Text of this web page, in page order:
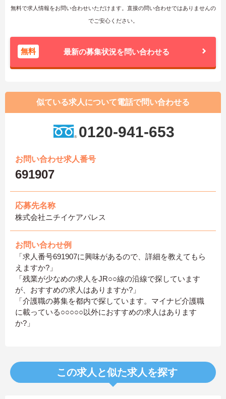
無料で求人情報をお問い合わせいただけます。直接の問い合わせではありませんの
でご安心ください。
無料 最新の募集状況を問い合わせる
似ている求人について電話で問い合わせる
0120-941-653
お問い合わせ求人番号
691907
応募先名称
株式会社ニチイケアパレス
お問い合わせ例
「求人番号691907に興味があるので、詳細を教えてもら
えますか?」
「残業が少なめの求人をJR○○線の沿線で探しています
が、おすすめの求人はありますか?」
「介護職の募集を都内で探しています。マイナビ介護職
に載っている○○○○○以外におすすめの求人はあります
か?」
この求人と似た求人を探す